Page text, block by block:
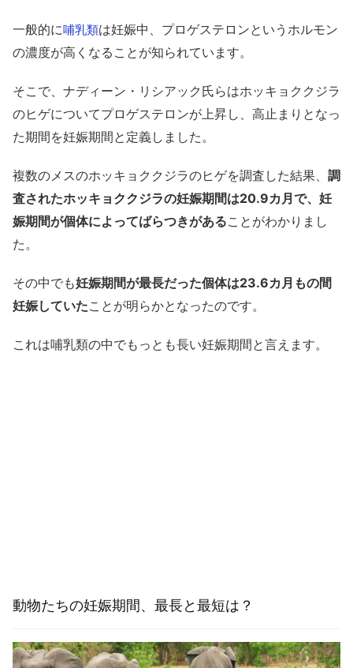
一般的に哺乳類は妊娠中、プロゲステロンというホルモン
の濃度が高くなることが知られています。
そこで、ナディーン・リシアック氏らはホッキョククジラ
のヒゲについてプロゲステロンが上昇し、高止まりとなっ
た期間を妊娠期間と定義しました。
複数のメスのホッキョククジラのヒゲを調査した結果、 調
査されたホッキョククジラの妊娠期間は20.9カ月で、妊
娠期間が個体によってばらつきがあることがわかりまし
た。
その中でも妊娠期間が最長だった個体は23.6カ月もの間
妊娠していたことが明らかとなったのです。
これは哺乳類の中でもっとも長い妊娠期間と言えます。
動物たちの妊娠期間、最長と最短は？